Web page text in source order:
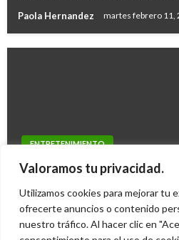
Valoramos tu privacidad.
Utilizamos cookies para mejorar tu
ofrecerte anuncios o contenido
nuestro tráfico. Al hacer clic en
Paola Hernandez martes febrero 11,
ENTRETENIMIENTO
Videos de Bomba Estéreo y
Mary Gomez lunes agosto 3, 2015